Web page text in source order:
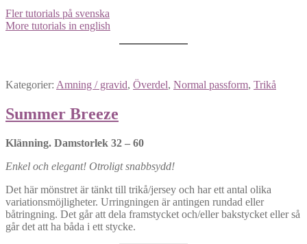
Fler tutorials på svenska
More tutorials in english
Kategorier: Amning / gravid, Överdel, Normal passform, Trikå
Summer Breeze
Klänning. Damstorlek 32 – 60
Enkel och elegant! Otroligt snabbsydd!
Det här mönstret är tänkt till trikå/jersey och har ett antal olika
variationsmöjligheter. Urringningen är antingen rundad eller
båtringning. Det går att dela framstycket och/eller bakstycket eller så
går det att ha båda i ett stycke.